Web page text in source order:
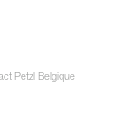
Petzl Belgique